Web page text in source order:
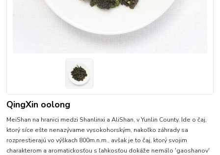
QingXin oolong
MeiShan na hranici medzi Shanlinxi a AliShan, v Yunlin County. Ide o čaj,
ktorý síce ešte nenazývame vysokohorským, nakoľko záhrady sa
rozprestierajú vo výškach 800m.n.m., avšak je to čaj, ktorý svojim
charakterom a aromatickosťou s ľahkosťou dokáže nemálo 'gaoshanov'